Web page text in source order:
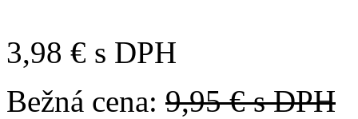
3,98 € s DPH
Bežná cena: 9,95 € s DPH